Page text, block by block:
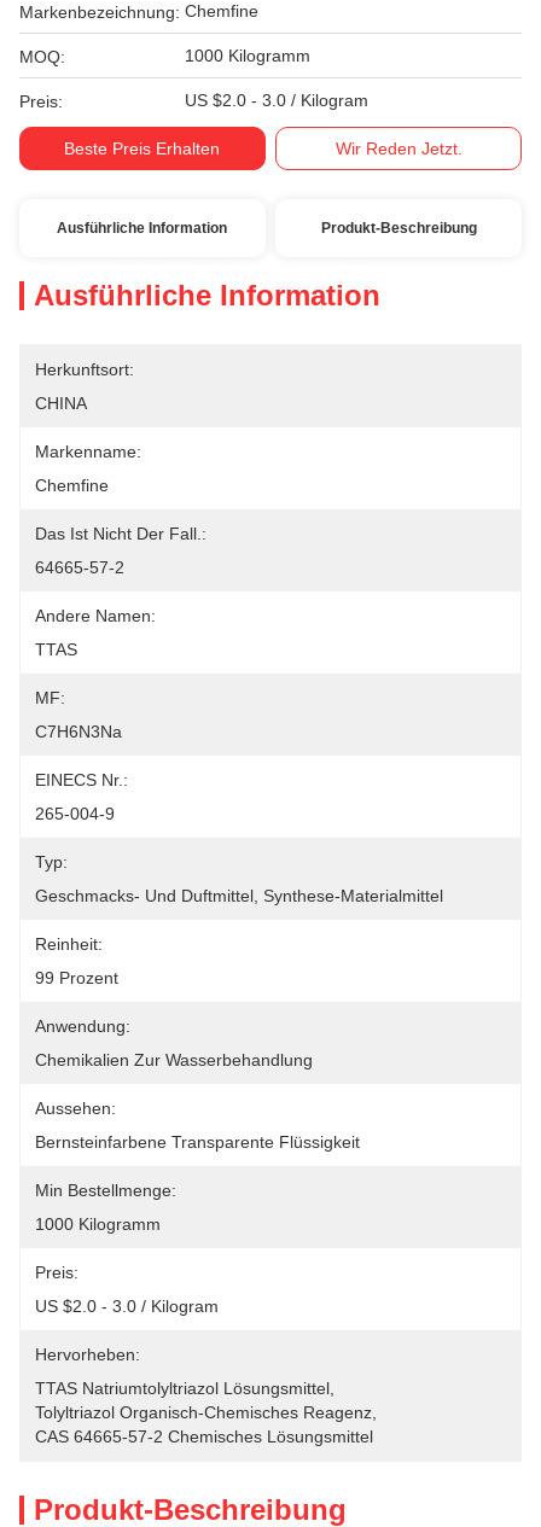
Markenbezeichnung: Chemfine
MOQ: 1000 Kilogramm
Preis: US $2.0 - 3.0 / Kilogram
Beste Preis Erhalten Wir Reden Jetzt.
Ausführliche Information Produkt-Beschreibung
Ausführliche Information
Herkunftsort:
CHINA
Markenname:
Chemfine
Das Ist Nicht Der Fall.:
64665-57-2
Andere Namen:
TTAS
MF:
C7H6N3Na
EINECS Nr.:
265-004-9
Typ:
Geschmacks- Und Duftmittel, Synthese-Materialmittel
Reinheit:
99 Prozent
Anwendung:
Chemikalien Zur Wasserbehandlung
Aussehen:
Bernsteinfarbene Transparente Flüssigkeit
Min Bestellmenge:
1000 Kilogramm
Preis:
US $2.0 - 3.0 / Kilogram
Hervorheben:
TTAS Natriumtolyltriazol Lösungsmittel
Tolyltriazol Organisch-Chemisches Reagenz
CAS 64665-57-2 Chemisches Lösungsmittel
Produkt-Beschreibung